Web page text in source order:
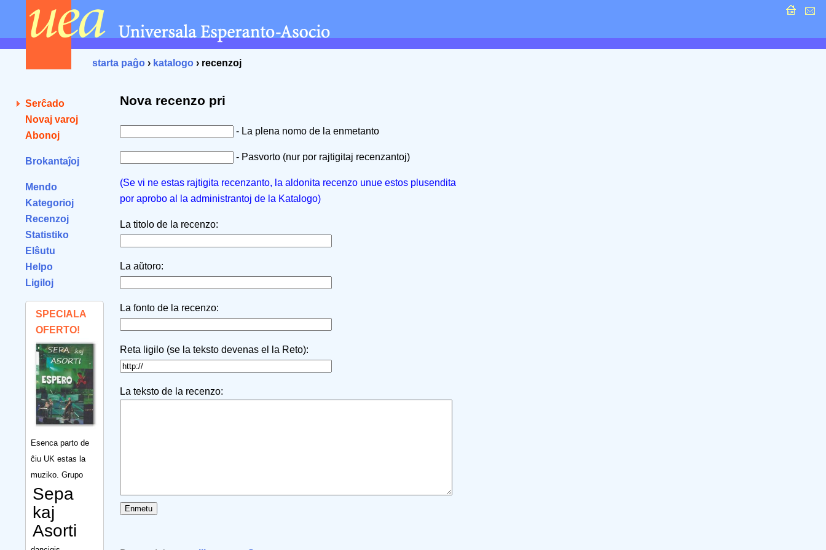
starta paĝo › katalogo › recenzoj
Serĉado
Novaj varoj
Abonoj
Brokantaĵoj
Mendo
Kategorioj
Recenzoj
Statistiko
Elŝutu
Helpo
Ligiloj
SPECIALA
OFERTO!
Esenca parto de
ĉiu UK estas la
muziko. Grupo
Sepa
kaj
Asorti
Nova recenzo pri
- La plena nomo de la enmetanto
- Pasvorto (nur por rajtigitaj recenzantoj)
(Se vi ne estas rajtigita recenzanto, la aldonita recenzo unue estos plusendita
por aprobo al la administrantoj de la Katalogo)
La titolo de la recenzo:
La aŭtoro:
La fonto de la recenzo:
Reta ligilo (se la teksto devenas el la Reto):
La teksto de la recenzo: